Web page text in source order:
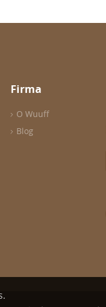
Firma
O Wuuff
Blog